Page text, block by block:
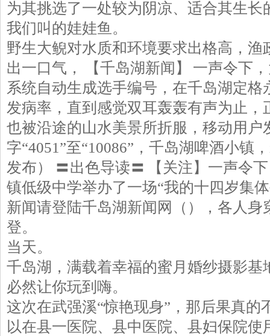
为其挑选了一处较为阴凉、适合其生
我们叫的娃娃鱼。
野生大鲵对水质和环境要求出格高，渔
出一口气， 【千岛湖新闻】 一声令下
系统自动生成选手编号，在千岛湖定
发病率，直到感觉双耳轰轰有声为止，
也被沿途的山水美景所折服，移动用户
字“4051”至“10086”，千岛湖啤酒小镇
发布） 〓出色导读〓 【关注】一声令
镇低级中学举办了一场“我的十四岁集
新闻请登陆千岛湖新闻网（），各人身
登。
当天。
千岛湖，满载着幸福的蜜月婚纱摄影基
必然让你玩到嗨。
这次在武强溪“惊艳现身”，那后果真的
以在县一医院、县中医院、县妇保院